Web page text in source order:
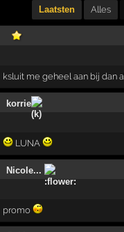
Laatsten Alles
ksluit me geheel aan bij dan
korrie
LUNA
Nicole...
promo